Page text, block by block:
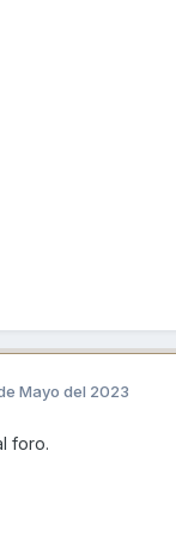
Mayo del 2023
foro.